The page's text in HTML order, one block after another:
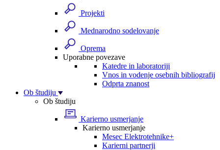
Projekti
Mednarodno sodelovanje
Oprema
Uporabne povezave
Katedre in laboratoriji
Vnos in vodenje osebnih bibliografij
Odprta znanost
Ob študiju
Ob študiju
Karierno usmerjanje
Karierno usmerjanje
Mesec Elektrotehnike+
Karierni partnerji